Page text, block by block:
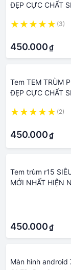
ĐẸP CỰC CHẤT
CHUYỂN ĐC
NHÉ
(3)
450.000₫
Tem TEM TRÙM
ĐẸP CỰC CHẤT
CHUYỂN ĐC
NHÉ
(2)
450.000₫
Tem trùm r15
MỚI NHẤT HIỆN
450.000₫
Màn hình android